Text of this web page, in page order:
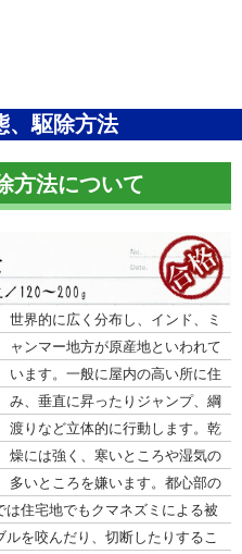
、駆除方法
方法について
世界的に広く分布し、インド、ミ
ャンマー地方が原産地といわれて
います。一般に屋内の高い所に住
み、垂直に昇ったりジャンプ、綱
渡りなど立体的に行動します。乾
燥には強く、寒いところや湿気の
多いところを嫌います。都心部の
住宅地でもクマネズミによる被
を咬んだり、切断したりするこ